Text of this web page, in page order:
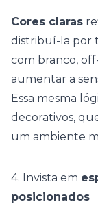
Cores claras
distribuí-la por
com branco,
aumentar a
Essa mesma
decorativos,
um ambiente
4. Invista em
posicionados